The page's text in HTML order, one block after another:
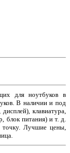
для ноутбуков в
В наличии и под
клавиатура,
блок питания) и т. д.
Лучшие цены,